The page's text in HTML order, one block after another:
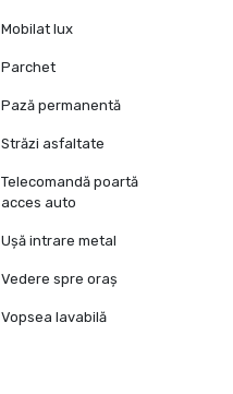
Mobilat lux
Parchet
Pază permanentă
Străzi asfaltate
Telecomandă poartă
acces auto
Ușă intrare metal
Vedere spre oraș
Vopsea lavabilă